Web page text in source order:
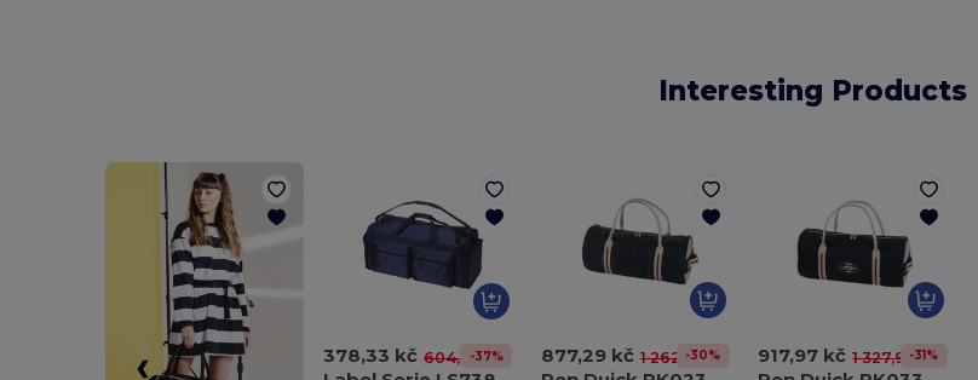
Interesting Products
378,33 kč 604,58 kč
-37% 877,29 kč 1 262,09 kč
-30% 917,97 kč 1 327,96 kč
-31%